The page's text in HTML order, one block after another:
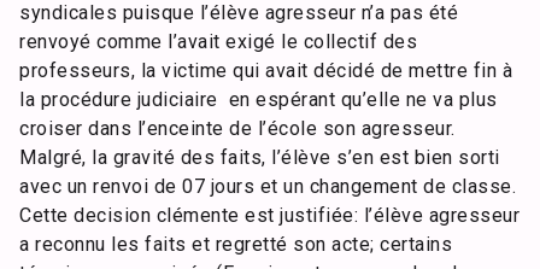
syndicales puisque l’élève agresseur n’a pas été
renvoyé comme l’avait exigé le collectif des
professeurs, la victime qui avait décidé de mettre fin à
la procédure judiciaire en espérant qu’elle ne va plus
croiser dans l’enceinte de l’école son agresseur.
Malgré, la gravité des faits, l’élève s’en est bien sorti
avec un renvoi de 07 jours et un changement de classe.
Cette decision clémente est justifiée: l’élève agresseur
a reconnu les faits et regretté son acte; certains